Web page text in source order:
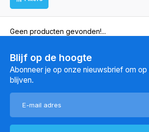
Geen producten gevonden!...
Blijf op de hoogte
Abonneer je op onze nieuwsbrief om
blijven.